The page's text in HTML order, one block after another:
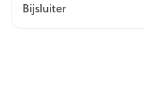
Bijsluiter